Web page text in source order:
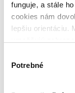
funguje, a stále
cookies nám
lepšiu orientáciu.
keby sme mohli
súhlasu
Potrebné